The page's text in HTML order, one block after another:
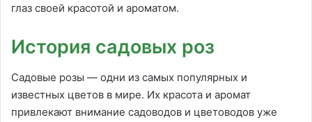
глаз своей красотой и ароматом.
История садовых роз
Садовые розы — одни из самых популярных и
известных цветов в мире. Их красота и аромат
привлекают внимание садоводов и цветоводов уже